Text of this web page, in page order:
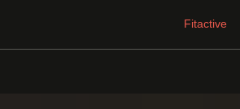
Fitactive